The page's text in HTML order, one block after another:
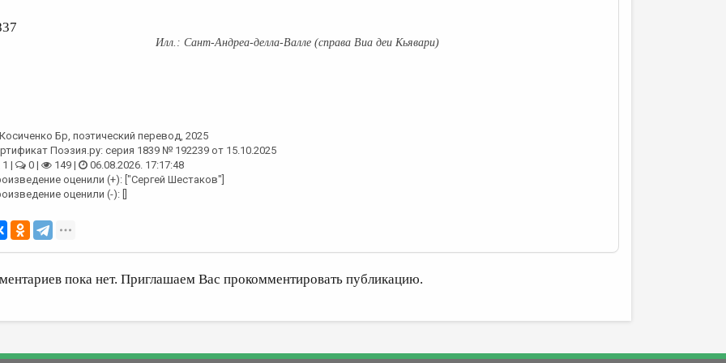
Сант-Андреа-делла-Валле (справа Виа деи Кьявари)
Косиченко Бр , поэтический перевод, 2025
Поэзия.ру: серия 1839 № 192239 от 15.10.2025
1 |
0 | 149 |
06.08.2026. 17:17:48
оценили (+): ["Сергей Шестаков"]
оценили (-): []
пока нет. Приглашаем Вас прокомментировать публикацию.